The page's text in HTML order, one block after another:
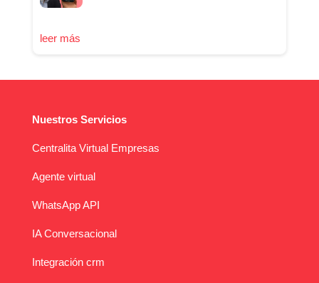
leer más
Nuestros Servicios
Centralita Virtual Empresas
Agente virtual
WhatsApp API
IA Conversacional
Integración crm